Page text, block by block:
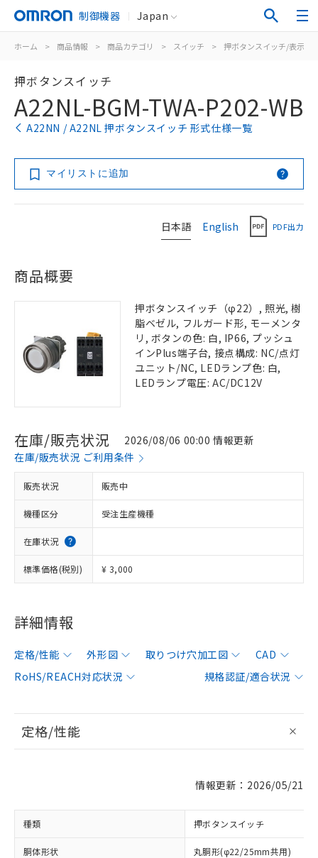
制御機器 Japan
ホーム > 商品情報 > 商品カテゴリ > スイッチ > 押ボタンスイッチ/表示灯
押ボタンスイッチ
A22NL-BGM-TWA-P202-WB
A22NN / A22NL 押ボタンスイッチ 形式仕様一覧
マイリストに追加
日本語 English PDF出力
商品概要
押ボタンスイッチ（φ22）, 照光, 樹
脂ベゼル, フルガード形, モーメンタ
リ, ボタンの色: 白, IP66, プッシュ
インPlus端子台, 接点構成: NC/点灯
ユニット/NC, LEDランプ色: 白,
LEDランプ電圧: AC/DC12V
在庫/販売状況
2026/08/06 00:00 情報更新
在庫/販売状況 ご利用条件
販売状況 販売中
機種区分 受注生産機種
在庫状況
標準価格(税別) ¥ 3,000
詳細情報
定格/性能 外形図 取りつけ穴加工図
CAD
RoHS/REACH対応状況
規格認証/適合状況
定格/性能
情報更新：2026/05/21
種類 押ボタンスイッチ
胴体形状 丸胴形(φ22/25mm共用)